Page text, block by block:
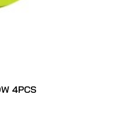
4PCS